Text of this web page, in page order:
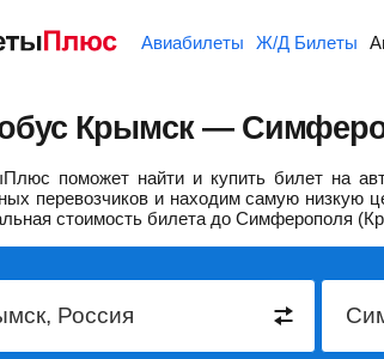
Авиабилеты Ж/Д Билеты
Крымск —
поможет найти и купить билет на
перевозчиков и находим самую низкую
стоимость билета до Симферополя